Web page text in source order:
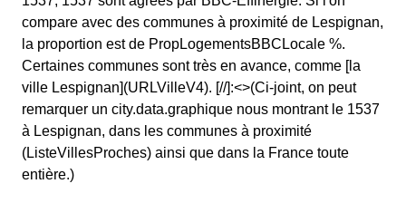
compare avec des communes à proximité de Lespignan,
la proportion est de PropLogementsBBCLocale %.
Certaines communes sont très en avance, comme [la
ville Lespignan](URLVilleV4). [//]:<>(Ci-joint, on peut
remarquer un city.data.graphique nous montrant le 1537
à Lespignan, dans les communes à proximité
(ListeVillesProches) ainsi que dans la France toute
entière.)